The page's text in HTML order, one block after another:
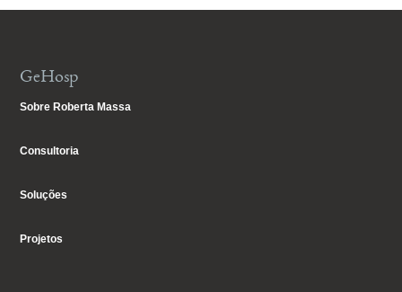
GeHosp
Sobre Roberta Massa
Consultoria
Soluções
Projetos